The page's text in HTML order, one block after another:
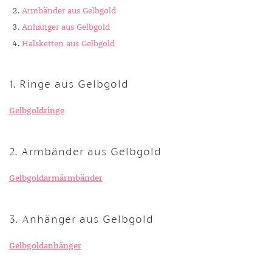
Armbänder aus Gelbgold
Anhänger aus Gelbgold
Halsketten aus Gelbgold
1. Ringe aus Gelbgold
Gelbgoldringe
2. Armbänder aus Gelbgold
Gelbgoldarmärmbänder
3. Anhänger aus Gelbgold
Gelbgoldanhänger